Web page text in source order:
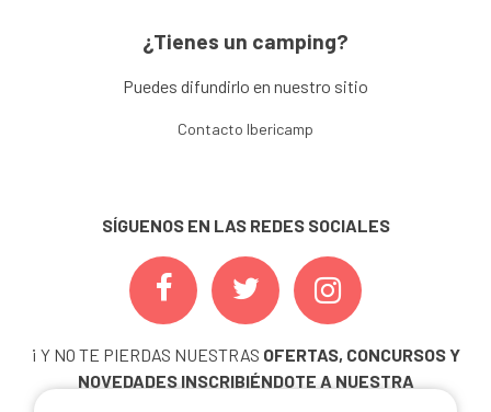
¿Tienes un camping?
Puedes difundirlo en nuestro sitio
Contacto Ibericamp
SÍGUENOS EN LAS REDES SOCIALES
¡ Y NO TE PIERDAS NUESTRAS OFERTAS, CONCURSOS Y
NOVEDADES INSCRIBIÉNDOTE A NUESTRA